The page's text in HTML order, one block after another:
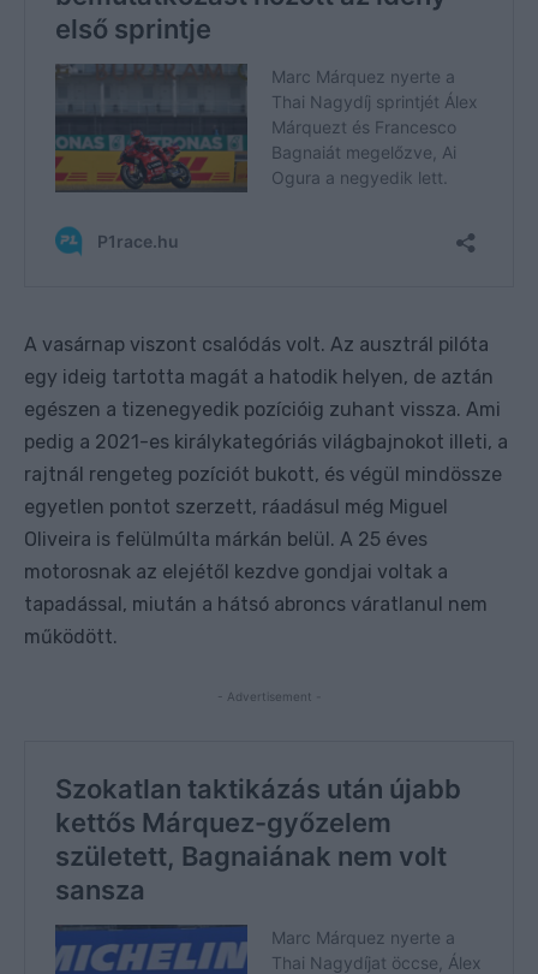
A vasárnap viszont csalódás volt. Az ausztrál pilóta
egy ideig tartotta magát a hatodik helyen, de aztán
egészen a tizenegyedik pozícióig zuhant vissza. Ami
pedig a 2021-es királykategóriás világbajnokot illeti, a
rajtnál rengeteg pozíciót bukott, és végül mindössze
egyetlen pontot szerzett, ráadásul még Miguel
Oliveira is felülmúlta márkán belül. A 25 éves
motorosnak az elejétől kezdve gondjai voltak a
tapadással, miután a hátsó abroncs váratlanul nem
működött.
- Advertisement -